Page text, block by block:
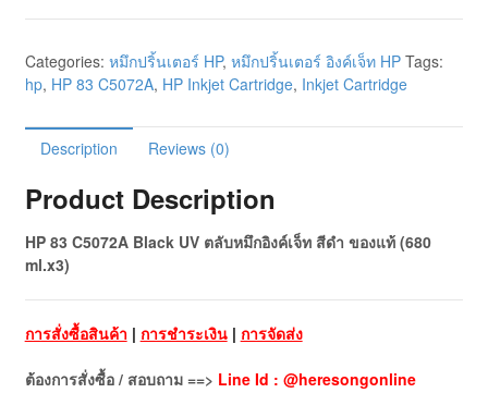
Categories: หมึกปริ้นเตอร์ HP, หมึกปริ้นเตอร์ อิงค์เจ็ท HP Tags:
hp, HP 83 C5072A, HP Inkjet Cartridge, Inkjet Cartridge
Description Reviews (0)
Product Description
HP 83 C5072A Black UV ตลับหมึกอิงค์เจ็ท สีดำ ของแท้ (680
ml.x3)
การสั่งซื้อสินค้า | การชำระเงิน| การจัดส่ง
ต้องการสั่งซื้อ / สอบถาม ==> Line Id : @heresongonline